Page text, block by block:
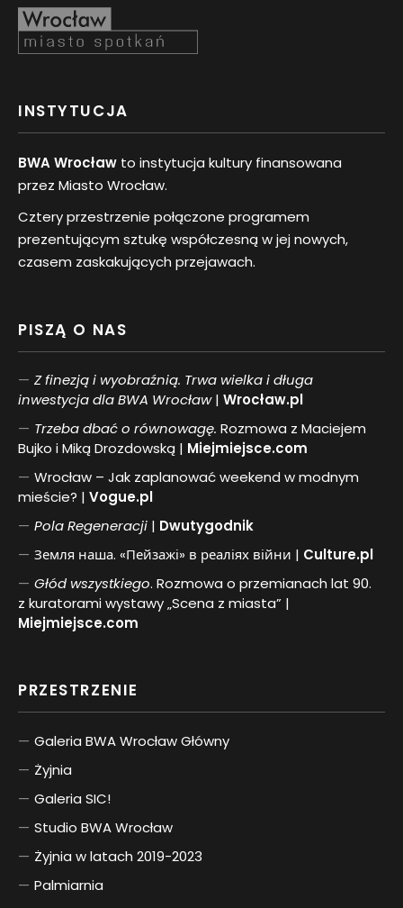
INSTYTUCJA
BWA Wrocław to instytucja kultury finansowana
przez Miasto Wrocław.
Cztery przestrzenie połączone programem
prezentującym sztukę współczesną w jej nowych,
czasem zaskakujących przejawach.
PISZĄ O NAS
Z finezją i wyobraźnią. Trwa wielka i długa
inwestycja dla BWA Wrocław| Wrocław.pl
Trzeba dbać o równowagę. Rozmowa z Maciejem
Bujko i Miką Drozdowską | Miejmiejsce.com
Wrocław – Jak zaplanować weekend w modnym
mieście? | Vogue.pl
PolaRegeneracji | Dwutygodnik
Земля наша. «Пейзажі» в реаліях війни | Culture.pl
Głód wszystkiego. Rozmowa o przemianach lat 90.
z kuratorami wystawy „Scena z miasta” |
Miejmiejsce.com
PRZESTRZENIE
Galeria BWA Wrocław Główny
Żyjnia
Galeria SIC!
Studio BWA Wrocław
Żyjnia w latach 2019-2023
Palmiarnia